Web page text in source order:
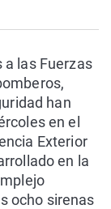
las Fuerzas
han
en el
Exterior
en la
ocho sirenas